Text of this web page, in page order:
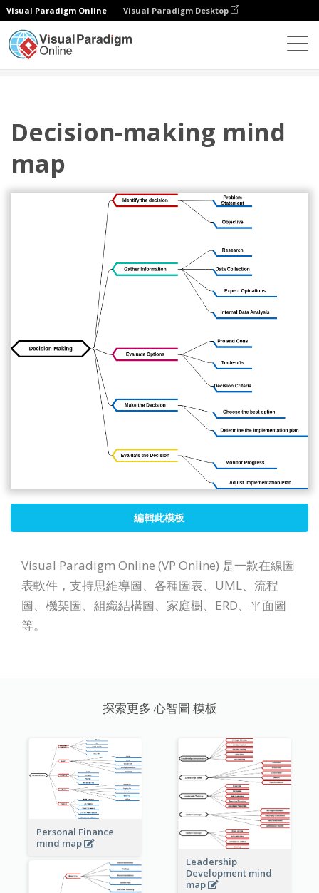
Visual Paradigm Online Visual Paradigm Desktop
Decision-making mind
map
編輯此模板
Visual Paradigm Online (VP Online) 是一款在線圖
表軟件，支持思維導圖、各種圖表、UML、流程
圖、機架圖、組織結構圖、家庭樹、ERD、平面圖
等。
探索更多 心智圖 模板
Personal Finance
mind map
Leadership
Development mind
map